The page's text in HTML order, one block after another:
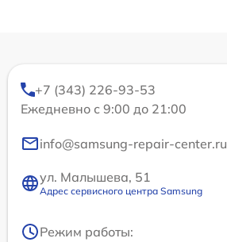
+7 (343) 226-93-53
Ежедневно с 9:00 до 21:00
info@samsung-repair-center.ru
ул. Малышева, 51
Адрес сервисного центра Samsung
Режим работы: